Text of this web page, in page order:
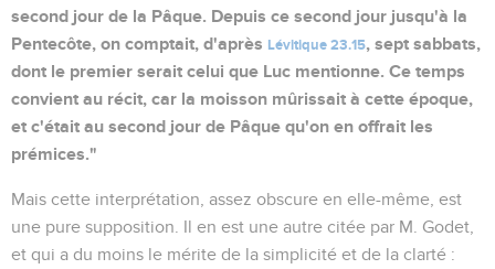
second jour de la Pâque. Depuis ce second jour jusqu'à la
Pentecôte, on comptait, d'après Lévitique 23.15, sept sabbats,
dont le premier serait celui que Luc mentionne. Ce temps
convient au récit, car la moisson mûrissait à cette époque,
et c'était au second jour de Pâque qu'on en offrait les
prémices."
Mais cette interprétation, assez obscure en elle-même, est
une pure supposition. Il en est une autre citée par M. Godet,
et qui a du moins le mérite de la simplicité et de la clarté :